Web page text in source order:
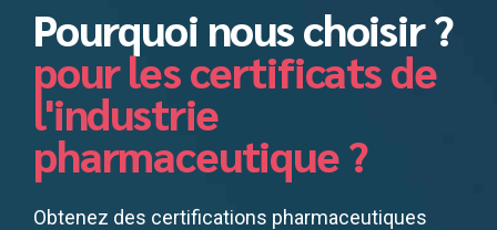
Pourquoi nous choisir ?
pour les certificats de
l'industrie
pharmaceutique ?
Obtenez des certifications pharmaceutiques